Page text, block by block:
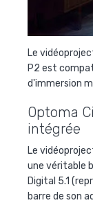
Le
P2 est
d'immersion
Optoma
intégrée
Le
une véritable
Digital 5.1
barre de son